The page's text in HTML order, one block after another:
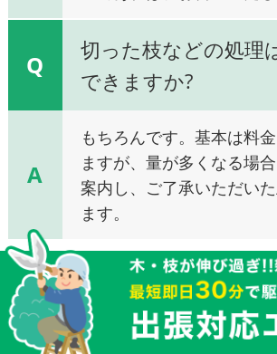
Q
切った枝などの処理
できますか?
A
もちろんです。基本は料
ますが、量が多くなる場
案内し、ご了承いただい
ます。